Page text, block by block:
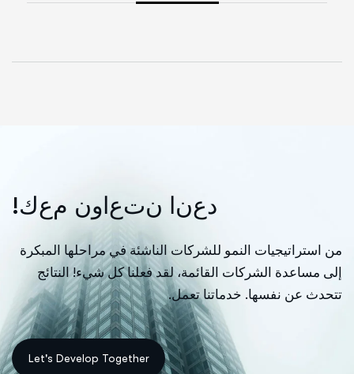
دعنا نتعاون معك!
من استراتيجيات النمو للشركات الناشئة في مراحلها المبكرة
إلى مساعدة الشركات القائمة، لقد فعلنا كل شيء! النتائج
تتحدث عن نفسها. خدماتنا تعمل.